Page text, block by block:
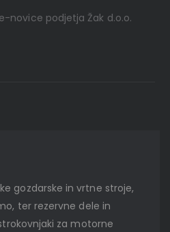
novice podjetja Žak d.o.o.
gozdarske in vrtne stroje,
ter rezervne dele in
za motorne